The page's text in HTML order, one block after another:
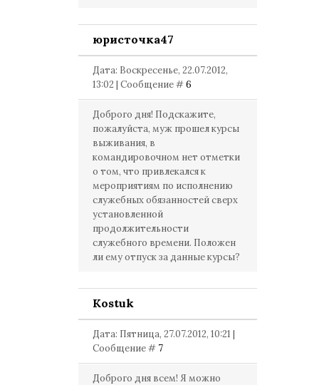
юристочка47
Дата: Воскресенье, 22.07.2012,
13:02 | Сообщение #6
Доброго дня! Подскажите,
пожалуйста, муж прошел курсы
выживания, в
командировочном нет отметки
о том, что привлекался к
мероприятиям по исполнению
служебных обязанностей сверх
установленной
продолжительности
служебного времени. Положен
ли ему отпуск за данные курсы?
Kostuk
Дата: Пятница, 27.07.2012, 10:21 |
Сообщение # 7
Доброго дня всем! Я можно